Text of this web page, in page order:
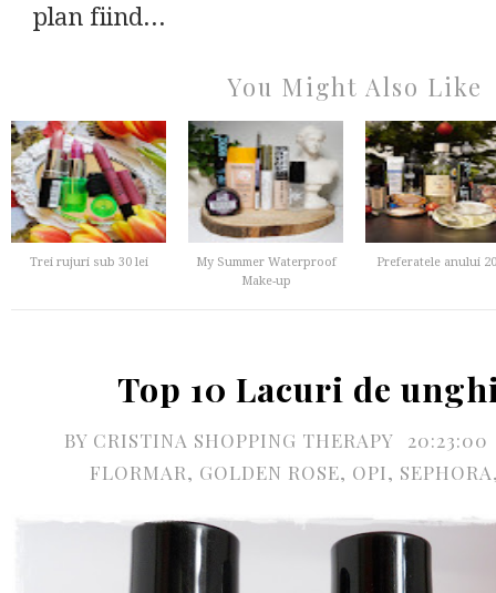
plan fiind...
You Might Also Like
Trei rujuri sub 30 lei
My Summer Waterproof
Make-up
Preferatele anului
Top 10 Lacuri de
BY CRISTINA SHOPPING THERAPY
20:23:00
FLORMAR, GOLDEN ROSE, OPI, SEPHORA